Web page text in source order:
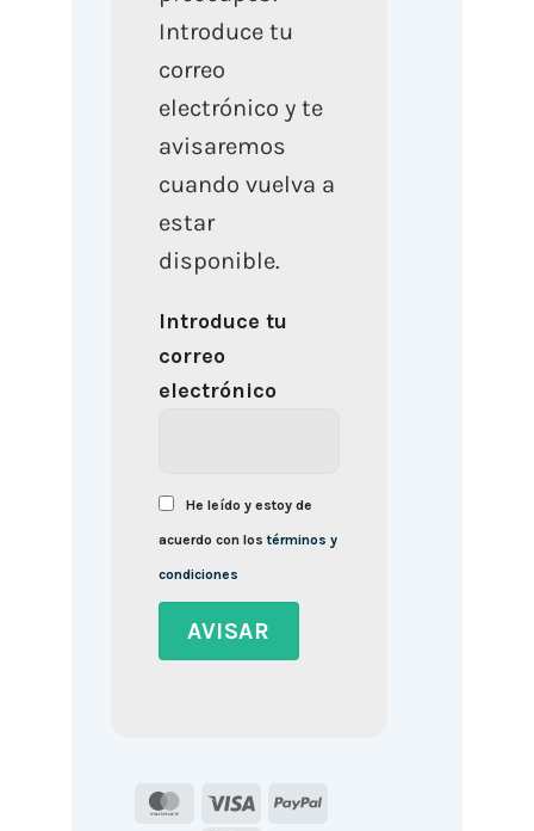
Introduce tu
correo
electrónico y te
avisaremos
cuando vuelva a
estar
disponible.
Introduce tu
correo
electrónico
He leído y estoy de
acuerdo con lostérminos y
condiciones
MasterCard
Visa
PayPal